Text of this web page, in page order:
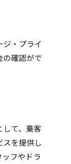
ジ・プライ
の確認がで
て、乗客
スを提供し
フやドラ